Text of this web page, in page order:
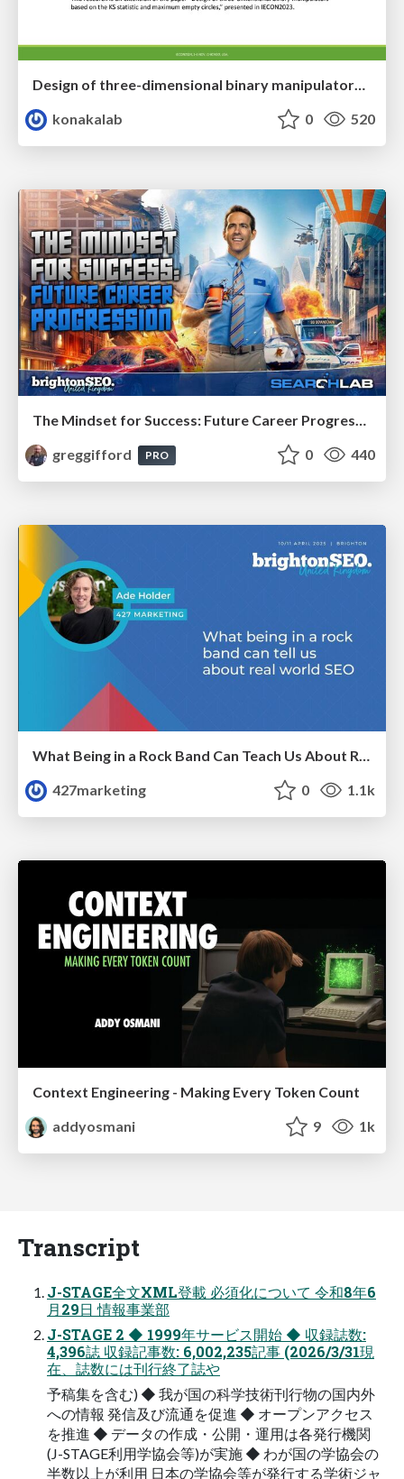
konakalab
0 520
The Mindset for Success: Future Career Progression
greggifford
PRO 0 440
What Being in a Rock Band Can Teach Us About Real World SEO
427marketing
0 1.1k
Context Engineering - Making Every Token Count
addyosmani
9 1k
Transcript
J-STAGE全文XML登載 必須化について 令和8年6
月29日 情報事業部
J-STAGE 2 ◆ 1999年サービス開始 ◆ 収録誌数:
4,396誌 収録記事数: 6,002,235記事 (2026/3/31現
在、誌数には刊行終了誌や
予稿集を含む) ◆ 我が国の科学技術刊行物の国内外
への情報 発信及び流通を促進 ◆ オープンアクセス
を推進 ◆ データの作成・公開・運用は各発行機関
(J-STAGE利用学協会等)が実施 ◆ わが国の学協会の
半数以上が利用 日本の学協会等が発行する学術ジャ